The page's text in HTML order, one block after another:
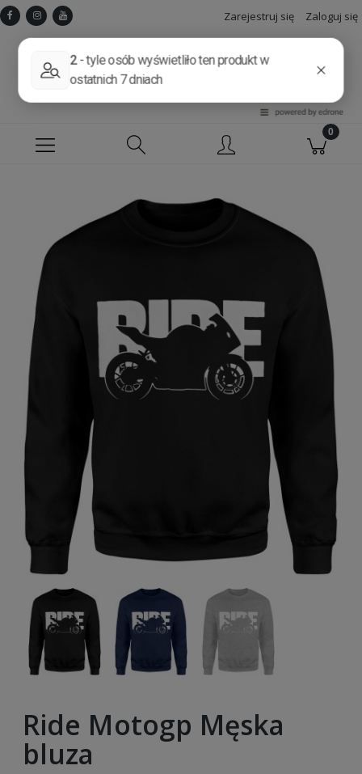
Zarejestruj się Zaloguj się
Ride Motogp Męska
bluza